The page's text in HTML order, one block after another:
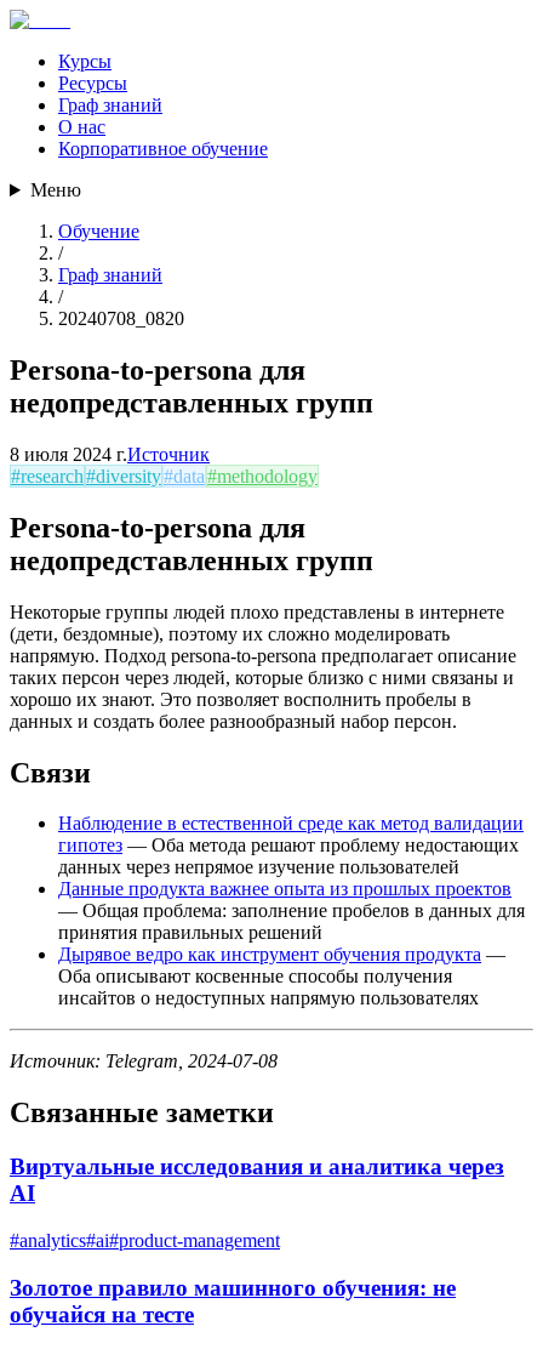
Курсы
Ресурсы
Граф знаний
О нас
Корпоративное обучение
Меню
Обучение
/
Граф знаний
/
20240708_0820
Persona-to-persona для
недопредставленных групп
8 июля 2024 г.Источник
#research#diversity#data#methodology
Persona-to-persona для
недопредставленных групп
Некоторые группы людей плохо представлены в интернете
(дети, бездомные), поэтому их сложно моделировать
напрямую. Подход persona-to-persona предполагает описание
таких персон через людей, которые близко с ними связаны и
хорошо их знают. Это позволяет восполнить пробелы в
данных и создать более разнообразный набор персон.
Связи
Наблюдение в естественной среде как метод валидации
гипотез — Оба метода решают проблему недостающих
данных через непрямое изучение пользователей
Данные продукта важнее опыта из прошлых проектов
— Общая проблема: заполнение пробелов в данных для
принятия правильных решений
Дырявое ведро как инструмент обучения продукта —
Оба описывают косвенные способы получения
инсайтов о недоступных напрямую пользователях
Источник: Telegram, 2024-07-08
Связанные заметки
Виртуальные исследования и аналитика через
AI
#analytics#ai#product-management
Золотое правило машинного обучения: не
обучайся на тесте